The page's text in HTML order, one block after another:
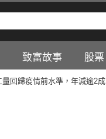
致富故事 股票
回歸疫情前水準，年減逾2成